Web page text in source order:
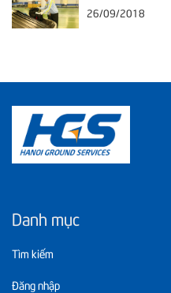
26/09/2018
Danh mục
Tìm kiếm
Đăng nhập